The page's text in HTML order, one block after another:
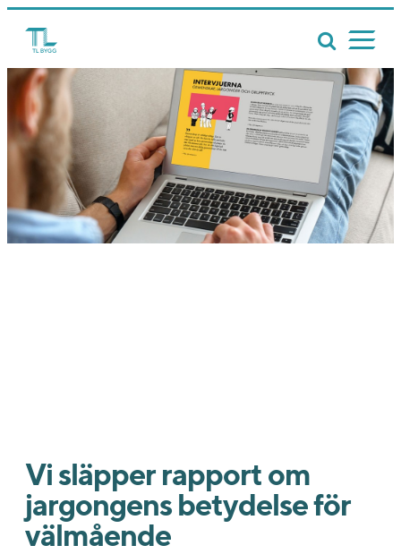
Vi släpper rapport om
jargongens betydelse för
välmående